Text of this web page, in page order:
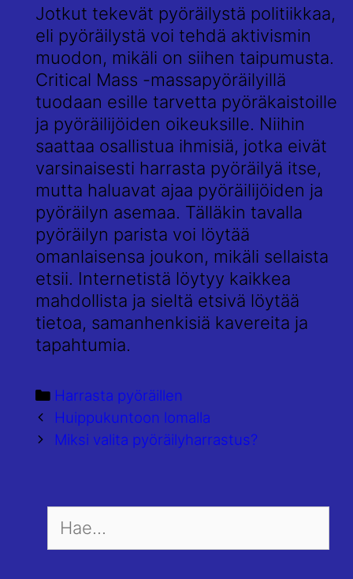
Jotkut tekevät pyöräilystä politiikkaa,
eli pyöräilystä voi tehdä aktivismin
muodon, mikäli on siihen taipumusta.
Critical Mass -massapyöräilyillä
tuodaan esille tarvetta pyöräkaistoille
ja pyöräilijöiden oikeuksille. Niihin
saattaa osallistua ihmisiä, jotka eivät
varsinaisesti harrasta pyöräilyä itse,
mutta haluavat ajaa pyöräilijöiden ja
pyöräilyn asemaa. Tälläkin tavalla
pyöräilyn parista voi löytää
omanlaisensa joukon, mikäli sellaista
etsii. Internetistä löytyy kaikkea
mahdollista ja sieltä etsivä löytää
tietoa, samanhenkisiä kavereita ja
tapahtumia.
Categories
Harrasta pyöräillen
Post
navigation
Huippukuntoon lomalla
Miksi valita pyöräilyharrastus?
for: